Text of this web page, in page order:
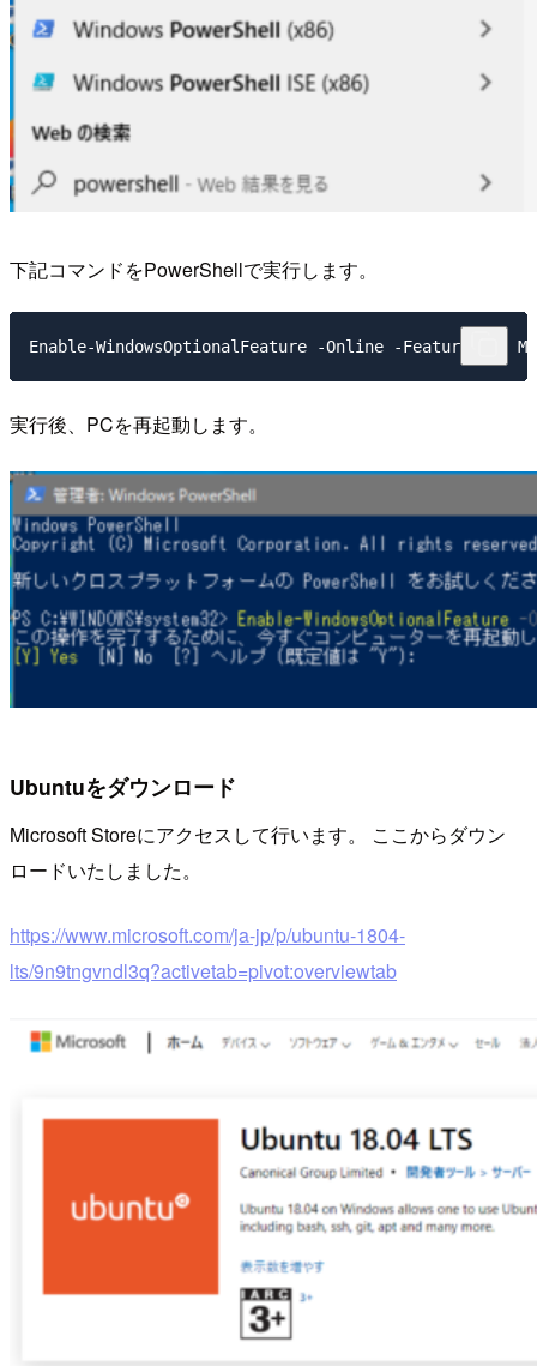
下記コマンドをPowerShellで実行します。
実行後、PCを再起動します。
Ubuntuをダウンロード
Microsoft Storeにアクセスして行います。 ここからダウン
ロードいたしました。
https://www.microsoft.com/ja-jp/p/ubuntu-1804-
lts/9n9tngvndl3q?activetab=pivot:overviewtab